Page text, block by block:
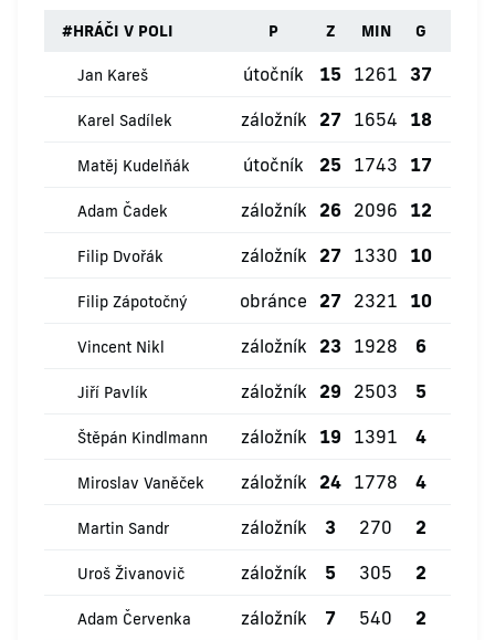
#HRÁČI V POLI P Z MIN G
Jan Kareš útočník 15 1261 37
Karel Sadílek záložník 27 1654 18
Matěj Kudelňák útočník 25 1743 17
Adam Čadek záložník 26 2096 12
Filip Dvořák záložník 27 1330 10
Filip Zápotočný obránce 27 2321 10
Vincent Nikl záložník 23 1928 6
Jiří Pavlík záložník 29 2503 5
Štěpán Kindlmann záložník 19 1391 4
Miroslav Vaněček záložník 24 1778 4
Martin Sandr záložník 3 270 2
Uroš Živanovič záložník 5 305 2
Adam Červenka záložník 7 540 2